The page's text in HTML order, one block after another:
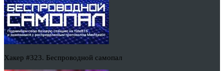
Хакер #323. Беспроводной самопал